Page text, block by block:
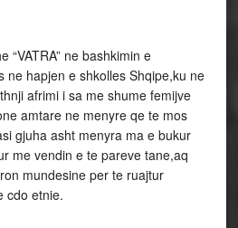
“VATRA” ne bashkimin e
ne hapjen e shkolles Shqipe,ku ne
afrimi i sa me shume femijve
amtare ne menyre qe te mos
gjuha asht menyra ma e bukur
me vendin e te pareve tane,aq
mundesine per te ruajtur
cdo etnie.